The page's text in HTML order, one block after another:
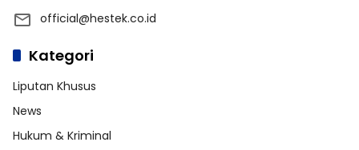
official@hestek.co.id
Kategori
Liputan Khusus
News
Hukum & Kriminal